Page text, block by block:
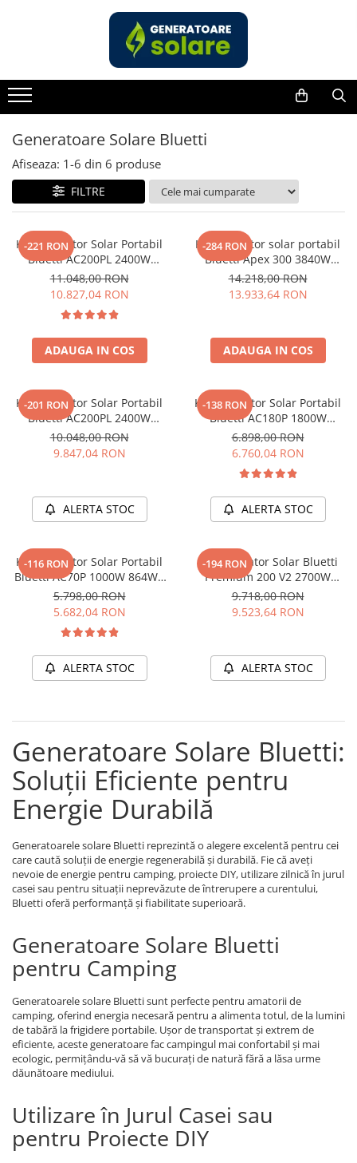
Acasa
Statii de Alimentare Portabile
Intre 1000-2000W
Intre 2000-3000W
Peste 3000W
Cauta dupa marca
Bluetti
EcoFlow
Oscal
Vezi toate statiile
Accesorii Statii de Alimentare
Kituri Generatoare Solare
Cauta dupa capacitate
Pana in 1000W
Intre 2000-3000W
Peste 3000W
Bluetti
EcoFlow
Toate generatoarele
EcoFlow
Anker
Oscal
Pecron
Toate panourile portabile
Kituri solare pentru balcon
Frigidere Portabile
Componente Fotovoltaice
Incarcatoare solare MPPT
Incarcatoare solare PWM
Interfete si cabluri
Cabluri panouri fotovoltaice
Cabluri pentru echipamente
fotovoltaice
Protectii si izolatoare de baterii
Monitorizare si control
Convertoare DC - DC
Generatoare Solare Bluetti
Afiseaza: 1-6 din 6 produse
FILTRE
-221 RON
Kit Generator Solar Portabil
Bluetti AC200PL 2400W
2304Wh cu panou 350W
11.048,00 RON
10.827,04 RON
ADAUGA IN COS
-284 RON
Kit generator solar portabil
Bluetti Apex 300 3840W
2765Wh + panou 350W
14.218,00 RON
13.933,64 RON
ADAUGA IN COS
-201 RON
Kit Generator Solar Portabil
Bluetti AC200PL 2400W
2304Wh cu panou 200W
10.048,00 RON
9.847,04 RON
ALERTA STOC
-138 RON
Kit Generator Solar Portabil
Bluetti AC180P 1800W
1440Wh LifePO4 cu panou
200W
6.898,00 RON
6.760,04 RON
ALERTA STOC
-116 RON
Kit Generator Solar Portabil
Bluetti AC70P 1000W 864Wh
LifePO4 + panou 200W
5.798,00 RON
5.682,04 RON
ALERTA STOC
-194 RON
Kit Generator Solar Bluetti
Premium 200 V2 2700W
2074Wh + panou 200W
9.718,00 RON
9.523,64 RON
ALERTA STOC
Generatoare Solare Bluetti:
Soluții Eficiente pentru
Energie Durabilă
Generatoarele solare Bluetti reprezintă o alegere excelentă pentru cei
care caută soluții de energie regenerabilă și durabilă. Fie că aveți
nevoie de energie pentru camping, proiecte DIY, utilizare zilnică în jurul
casei sau pentru situații neprevăzute de întrerupere a curentului,
Bluetti oferă performanță și fiabilitate superioară.
Generatoare Solare Bluetti
pentru Camping
Generatoarele solare Bluetti sunt perfecte pentru amatorii de
camping, oferind energia necesară pentru a alimenta totul, de la lumini
de tabără la frigidere portabile. Ușor de transportat și extrem de
eficiente, aceste generatoare fac campingul mai confortabil și mai
ecologic, permițându-vă să vă bucurați de natură fără a lăsa urme
dăunătoare mediului.
Utilizare în Jurul Casei sau
pentru Proiecte DIY